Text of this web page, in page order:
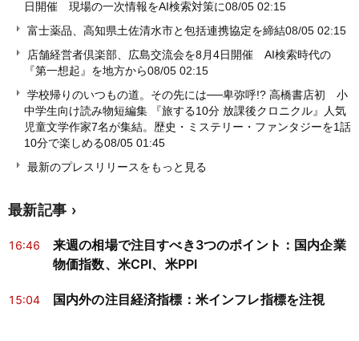
日開催 現場の一次情報をAI検索対策に08/05 02:15
富士薬品、高知県土佐清水市と包括連携協定を締結08/05 02:15
店舗経営者倶楽部、広島交流会を8月4日開催 AI検索時代の
『第一想起』を地方から08/05 02:15
学校帰りのいつもの道。その先には──卑弥呼!? 高橋書店初 小
中学生向け読み物短編集 『旅する10分 放課後クロニクル』人気
児童文学作家7名が集結。歴史・ミステリー・ファンタジーを1話
10分で楽しめる08/05 01:45
最新のプレスリリースをもっと見る
最新記事
16:46
来週の相場で注目すべき3つのポイント：国内企業
物価指数、米CPI、米PPI
15:04 国内外の注目経済指標：米インフレ指標を注視